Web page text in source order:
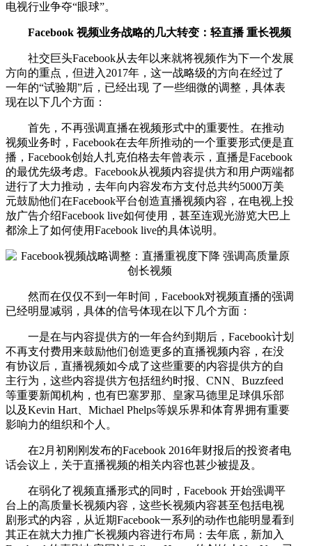
电视行业争夺“眼球”。
Facebook 视频业务战略的几大转变：轻直播 重长视频
社交巨头Facebook从去年以来就将视频作为下一个发展
方向的重点，但进入2017年，这一战略级的方向在经过了
一年的“试验期”后，已经出现 了一些细微的调整，具体表
现在以下几个方面：
首先，不再强调直播在视频形式中的重要性。在推动
视频业务时，Facebook在去年所推动的一个重要形式便是直
播，Facebook创始人扎克伯格去年曾表示，直播是Facebook
的最优先级考虑。Facebook从视频内容提供方和用户两端都
进行了大力推动，去年向内容发布方支付总共约5000万美
元鼓励他们在Facebook平台创造直播视频内容，在电视上投
放广告介绍Facebook live如何使用，甚至连观光游览大巴上
都涂上了如何使用Facebook live的具体说明。
然而在仅仅不到一年时间，Facebook对视频直播的强调
已经明显减弱，具体的信号体现在以下几个方面：
一是在与内容提供方的一年合约到期后，Facebook计划
不再支付费用来鼓励他们创造更多的直播视频内容，在没
有协议后，直播视频如今成了这些重要的内容提供方的自
主行为，这些内容提供方包括纽约时报、CNN、Buzzfeed
等重要新闻机构，也有巴塞罗那、皇家马德里足球俱乐部
以及Kevin Hart、Michael Phelps等娱乐界和体育界拥有重要
影响力的组织和个人。
在2月初刚刚发布的Facebook 2016年财报后的投资者电
话会议上，关于直播视频的相关内容也甚少被提及。
在弱化了视频直播形式的同时，Facebook 开始强调平
台上的高质量长视频内容，这些长视频内容甚至包括电视
剧形式的内容，从近期Facebook一系列的动作也能明显看到
其正在就大力推广长视频内容进行布局：去年底，新加入